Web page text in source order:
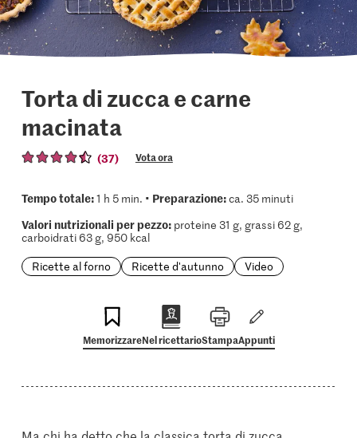
Torta di zucca e carne
macinata
(37) Vota ora
Tempo totale:1 h 5 min. • Preparazione:ca. 35 minuti
Valori nutrizionali per pezzo:proteine 31 g, grassi 62 g,
carboidrati 63 g, 950 kcal
Ricette al forno
Ricette d'autunno Video
MemorizzareNel ricettarioStampaAppunti